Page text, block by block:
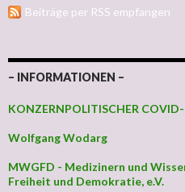
Beiträge per RSS empfangen
– INFORMATIONEN –
KONZERNPOLITISCHER
Wolfgang Wodarg
MWGFD - Medizinern und
Freiheit und Demokratie, e.V.